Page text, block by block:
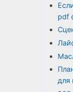
pdf
для